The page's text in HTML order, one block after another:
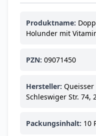
Produktname:
Holunder mit
PZN: 09071450
Hersteller: Queisser
Schleswiger Str. 74,
Packungsinhalt: 10